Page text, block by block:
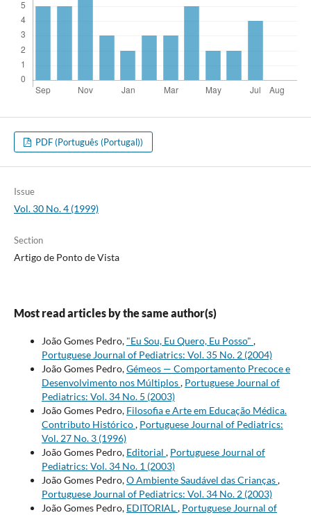
PDF (Português (Portugal))
Issue
Vol. 30 No. 4 (1999)
Section
Artigo de Ponto de Vista
Most read articles by the same author(s)
João Gomes Pedro, "Eu Sou, Eu Quero, Eu Posso" ,
Portuguese Journal of Pediatrics: Vol. 35 No. 2 (2004)
João Gomes Pedro,Gémeos — Comportamento Precoce e
Desenvolvimento nos Múltiplos, Portuguese Journal of
Pediatrics: Vol. 34 No. 5 (2003)
João Gomes Pedro, Filosofia e Arte em Educação Médica.
Contributo Histórico, Portuguese Journal of Pediatrics:
Vol. 27 No. 3 (1996)
João Gomes Pedro, Editorial , Portuguese Journal of
Pediatrics: Vol. 34 No. 1 (2003)
João Gomes Pedro,O Ambiente Saudável das Crianças,
Portuguese Journal of Pediatrics: Vol. 34 No. 2 (2003)
João Gomes Pedro, EDITORIAL, Portuguese Journal of